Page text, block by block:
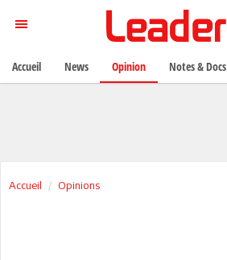
Accueil Opinions
Accueil News Opinion Notes & Docs